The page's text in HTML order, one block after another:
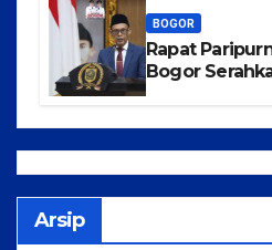
BOGOR
Rapat
Bogor
Arsip